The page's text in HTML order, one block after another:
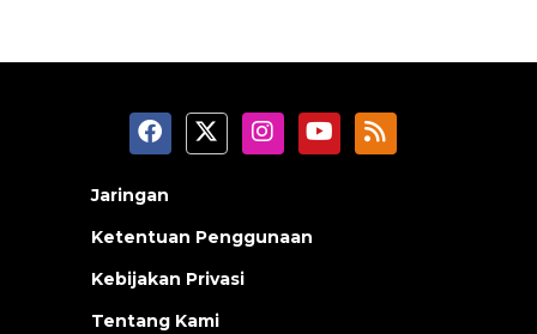
Jaringan
Ketentuan Penggunaan
Kebijakan Privasi
Tentang Kami